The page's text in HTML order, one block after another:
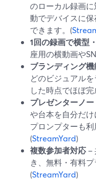
のローカル録画
動でデバイスに
できます。(
1回の録画で横型
座用の横動画や
ブランディング
どのビジュアル
した時点でほぼ完
プレゼンターノ
や台本を自分だ
プロンプターも利
(StreamYard)
複数参加者対応 –
き、無料・有料プ
(StreamYard)